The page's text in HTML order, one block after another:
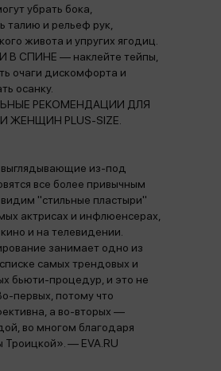
убрать бока,
талию и рельеф рук,
живота и упругих ягодиц.
СПИНЕ — наклейте тейпы,
очаги дискомфорта и
осанку.
РЕКОМЕНДАЦИИ ДЛЯ
ЖЕНЩИН PLUS-SIZE.
из-под
все более привычным
"стильные пластыри"
актрисах и инфлюенсерах,
и на телевидении.
занимает одно из
самых трендовых и
бьюти-процедур, и это не
первых, потому что
а во-вторых —
во многом благодаря
Троицкой». — EVA.RU